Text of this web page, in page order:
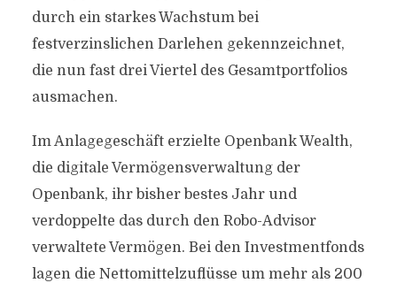
durch ein starkes Wachstum bei
festverzinslichen Darlehen gekennzeichnet,
die nun fast drei Viertel des Gesamtportfolios
ausmachen.
Im Anlagegeschäft erzielte Openbank Wealth,
die digitale Vermögensverwaltung der
Openbank, ihr bisher bestes Jahr und
verdoppelte das durch den Robo-Advisor
verwaltete Vermögen. Bei den Investmentfonds
lagen die Nettomittelzuflüsse um mehr als 200